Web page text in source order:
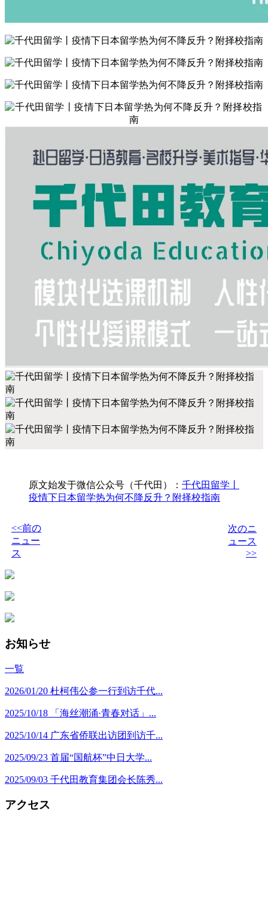
原文始发于微信公众号（千代田）： 千代田留学丨
疫情下日本留学热为何不降反升？附择校指南
<<前の
ニュー
ス
次のニ
ュース
>>
お知らせ
一覧
2026/01/20 杜柯伟公参一行到访千代...
2025/10/18 「海丝潮涌·青春对话」...
2025/10/14 广东省侨联出访团到访千...
2025/09/23 首届“国航杯”中日大学...
2025/09/03 千代田教育集团会长陈秀...
アクセス